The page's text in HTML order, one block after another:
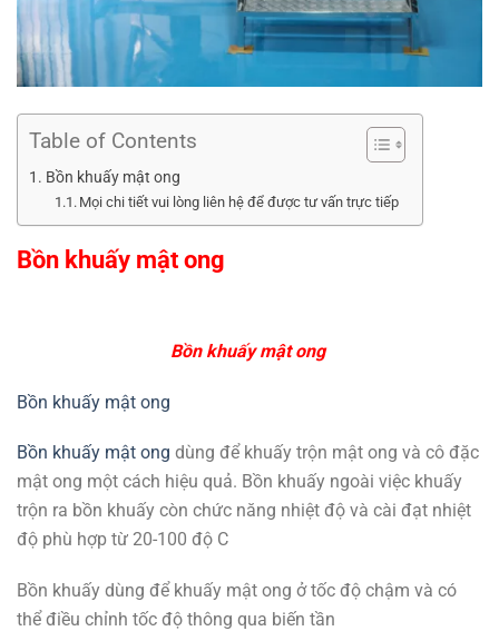
Table of Contents
Bồn khuấy mật ong
Mọi chi tiết vui lòng liên hệ để được tư vấn trực tiếp
Bồn khuấy mật ong
Bồn khuấy mật ong
Bồn khuấy mật ong
Bồn khuấy mật ong dùng để khuấy trộn mật ong và cô đặc
mật ong một cách hiệu quả. Bồn khuấy ngoài việc khuấy
trộn ra bồn khuấy còn chức năng nhiệt độ và cài đạt nhiệt
độ phù hợp từ 20-100 độ C
Bồn khuấy dùng để khuấy mật ong ở tốc độ chậm và có
thể điều chỉnh tốc độ thông qua biến tần